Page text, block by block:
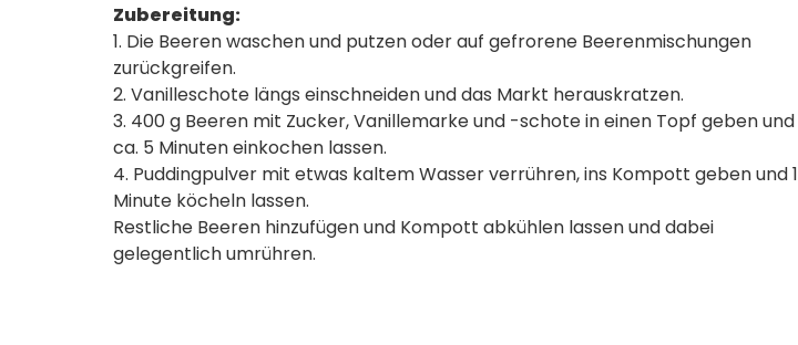
Zubereitung:
1. Die Beeren waschen und putzen oder auf gefrorene Beerenmischungen
zurückgreifen.
2. Vanilleschote längs einschneiden und das Markt herauskratzen.
3. 400 g Beeren mit Zucker, Vanillemarke und -schote in einen Topf geben und
ca. 5 Minuten einkochen lassen.
4. Puddingpulver mit etwas kaltem Wasser verrühren, ins Kompott geben und 1
Minute köcheln lassen.
Restliche Beeren hinzufügen und Kompott abkühlen lassen und dabei
gelegentlich umrühren.